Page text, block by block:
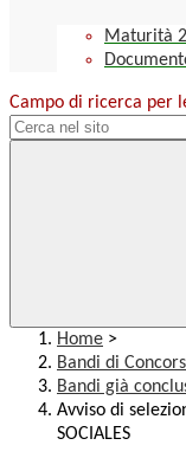
Maturità
Campo di ricerca per
Home >
Bandi di
Bandi già
Avviso di
SOCIALES